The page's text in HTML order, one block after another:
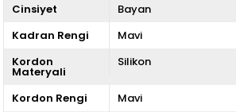
Cinsiyet
Bayan
Kadran Rengi
Mavi
Kordon
Materyali
Silikon
Kordon Rengi
Mavi